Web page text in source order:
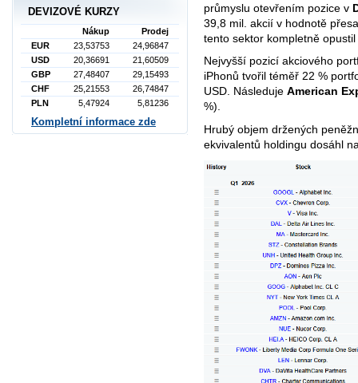
průmyslu otevřením pozice v
39,8 mil. akcií v hodnotě
tento sektor kompletně
Nejvyšší pozicí akciového
iPhonů tvořil téměř 22 %
USD. Následuje American
%).
Hrubý objem držených
ekvivalentů holdingu dosáhl
DEVIZOVÉ KURZY
Nákup
Prodej
EUR
23,53753
24,96847
USD
20,36691
21,60509
GBP
27,48407
29,15493
CHF
25,21553
26,74847
PLN
5,47924 5,81236
Kompletní informace zde